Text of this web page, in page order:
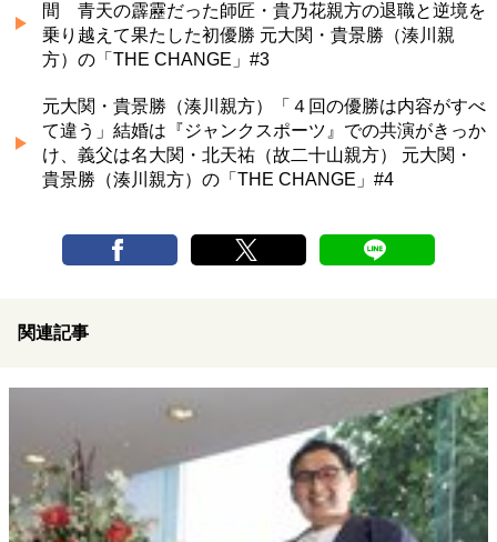
間 青天の霹靂だった師匠・貴乃花親方の退職と逆境を
乗り越えて果たした初優勝 元大関・貴景勝（湊川親
方）の「THE CHANGE」#3
元大関・貴景勝（湊川親方）「４回の優勝は内容がすべ
て違う」結婚は『ジャンクスポーツ』での共演がきっか
け、義父は名大関・北天祐（故二十山親方） 元大関・
貴景勝（湊川親方）の「THE CHANGE」#4
関連記事